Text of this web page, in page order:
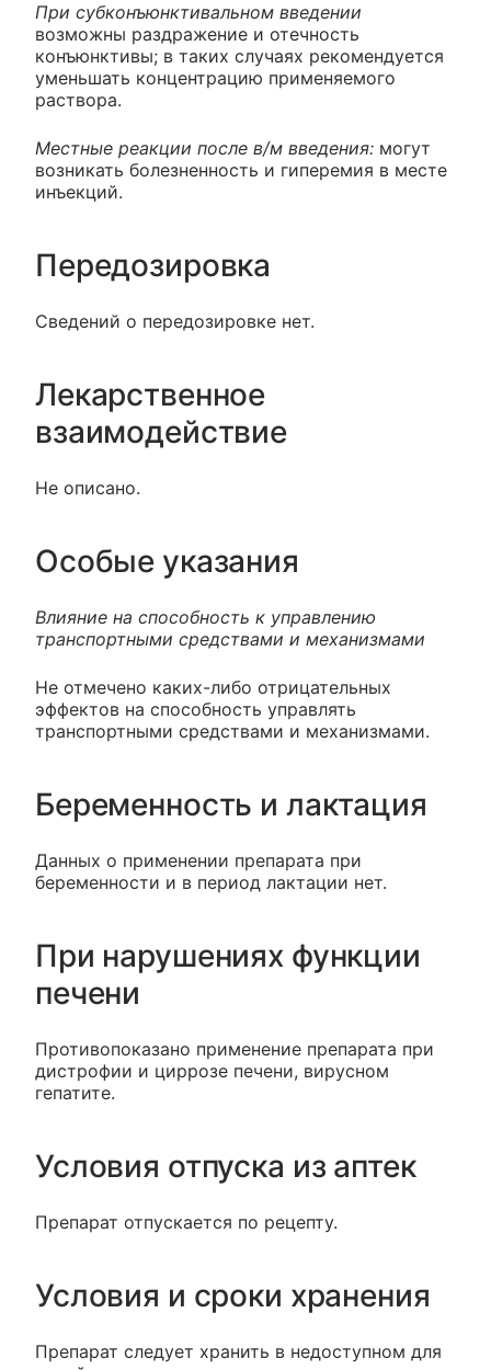
При субконъюнктивальном введении
возможны раздражение и отечность
конъюнктивы; в таких случаях рекомендуется
уменьшать концентрацию применяемого
раствора.
Местные реакции после в/м введения: могут
возникать болезненность и гиперемия в месте
инъекций.
Передозировка
Сведений о передозировке нет.
Лекарственное
взаимодействие
Не описано.
Особые указания
Влияние на способность к управлению
транспортными средствами и механизмами
Не отмечено каких-либо отрицательных
эффектов на способность управлять
транспортными средствами и механизмами.
Беременность и лактация
Данных о применении препарата при
беременности и в период лактации нет.
При нарушениях функции
печени
Противопоказано применение препарата при
дистрофии и циррозе печени, вирусном
гепатите.
Условия отпуска из аптек
Препарат отпускается по рецепту.
Условия и сроки хранения
Препарат следует хранить в недоступном для